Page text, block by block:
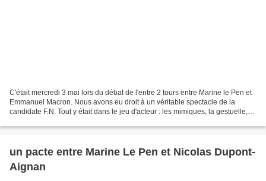
C'était mercredi 3 mai lors du débat de l'entre 2 tours entre Marine le Pen et
Emmanuel Macron. Nous avons eu droit à un véritable spectacle de la
candidate F.N. Tout y était dans le jeu d'acteur : les mimiques, la gestuelle,
un pacte entre Marine Le Pen et Nicolas Dupont-
Aignan